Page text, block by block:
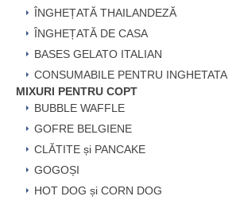
ÎNGHEȚATĂ THAILANDEZĂ
ÎNGHEȚATĂ DE CASA
BASES GELATO ITALIAN
CONSUMABILE PENTRU INGHETATA
MIXURI PENTRU COPT
BUBBLE WAFFLE
GOFRE BELGIENE
CLĂTITE și PANCAKE
GOGOȘI
HOT DOG și CORN DOG